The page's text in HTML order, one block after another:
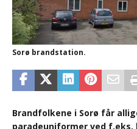
Sorø brandstation.
Brandfolkene i Sorø får
paradeuniformer ved